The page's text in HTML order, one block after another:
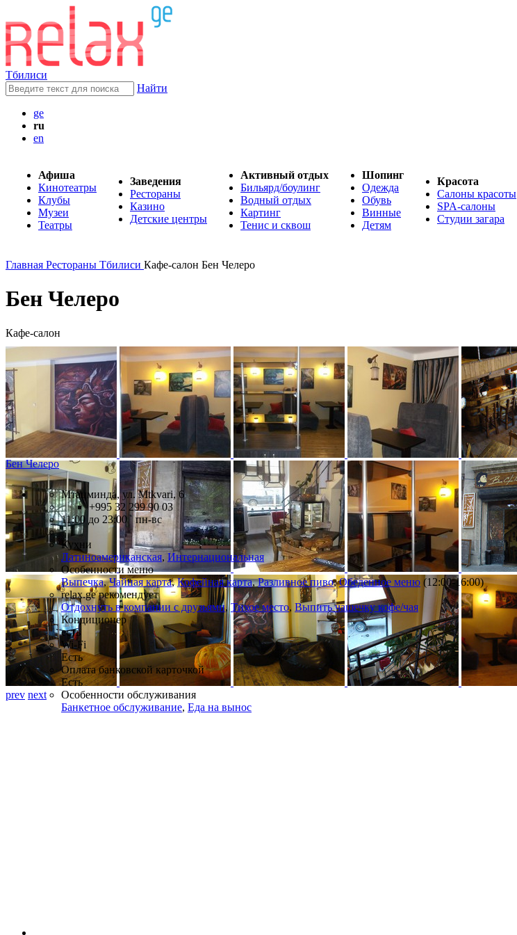
Тбилиси
Найти
ge
ru
en
Афиша
Кинотеатры
Клубы
Музеи
Театры
Заведения
Рестораны
Казино
Детские центры
Активный отдых
Бильярд/боулинг
Водный отдых
Картинг
Тенис и сквош
Шопинг
Одежда
Обувь
Винные
Детям
Красота
Салоны красоты
SPA-салоны
Студии загара
Главная Рестораны Тбилиси Кафе-салон Бен Челеро
Бен Челеро
Кафе-салон
prev next
Бен Челеро
Мтацминда, ул. Mtkvari, 6
+995 32 299 90 03
11:00 до 23:00 пн-вс
Кухни
Латиноамериканская,Интернациональная
Особенности меню
Выпечка,Чайная карта,Кофейная карта,Разливное пиво,Обеденное меню (12:00-16:00)
relax.ge рекомендует
Отдохнуть в компании с друзьями,Тихое место, Выпить чашечку кофе/чая
Кондиционер
есть
Wi-Fi
Есть
Оплата банковской карточкой
Есть
Особенности обслуживания
Банкетное обслуживание, Еда на вынос